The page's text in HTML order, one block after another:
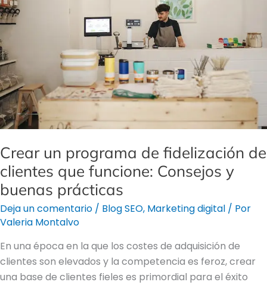
Crear un programa de fidelización de
clientes que funcione: Consejos y
buenas prácticas
Deja un comentario / Blog SEO, Marketing digital / Por
Valeria Montalvo
En una época en la que los costes de adquisición de
clientes son elevados y la competencia es feroz, crear
una base de clientes fieles es primordial para el éxito
de
fidelización
clientes
que
funcione:
Consejos
y
buenas
prácticas